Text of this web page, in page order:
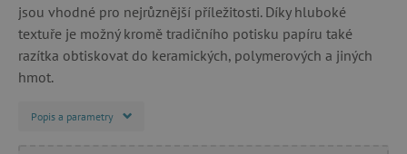
jsou vhodné pro nejrůznější příležitosti. Díky hluboké
textuře je možný kromě tradičního potisku papíru také
razítka obtiskovat do keramických, polymerových a jiných
hmot.
Popis a parametry